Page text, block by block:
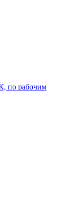
по рабочим